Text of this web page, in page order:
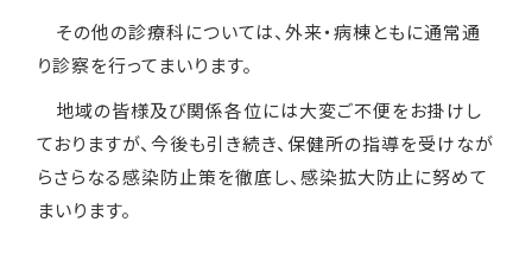
その他の診療科については、外来・病棟ともに通常通
り診察を行ってまいります。
地域の皆様及び関係各位には大変ご不便をお掛けし
ておりますが、今後も引き続き、保健所の指導を受けなが
らさらなる感染防止策を徹底し、感染拡大防止に努めて
まいります。